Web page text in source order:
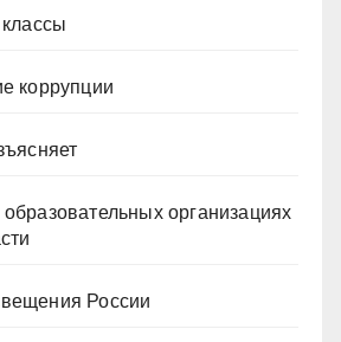
коррупции
организациях
России